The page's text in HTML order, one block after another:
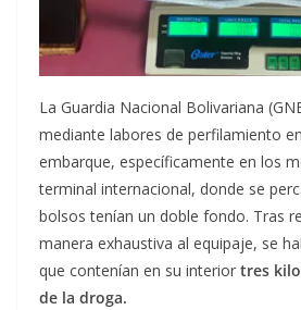
La Guardia Nacional Bolivariana
mediante labores de perfilamiento
embarque, específicamente en los
terminal internacional, donde se
bolsos tenían un doble fondo. Tras
manera exhaustiva al equipaje, se
que contenían en su interior tres
de la droga.